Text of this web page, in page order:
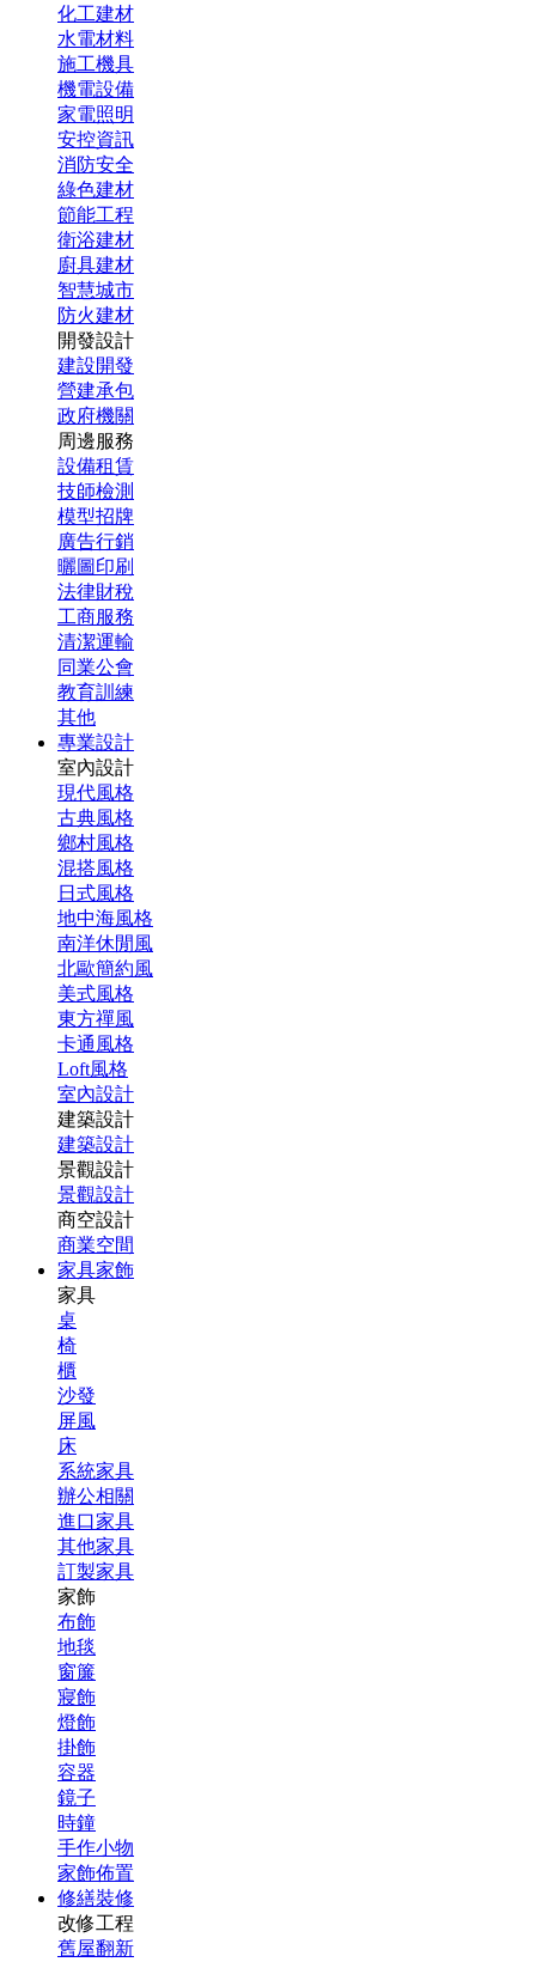
化工建材
水電材料
施工機具
機電設備
家電照明
安控資訊
消防安全
綠色建材
節能工程
衛浴建材
廚具建材
智慧城市
防火建材
開發設計
建設開發
營建承包
政府機關
周邊服務
設備租賃
技師檢測
模型招牌
廣告行銷
曬圖印刷
法律財稅
工商服務
清潔運輸
同業公會
教育訓練
其他
專業設計
室內設計
現代風格
古典風格
鄉村風格
混搭風格
日式風格
地中海風格
南洋休閒風
北歐簡約風
美式風格
東方禪風
卡通風格
Loft風格
室內設計
建築設計
建築設計
景觀設計
景觀設計
商空設計
商業空間
家具家飾
家具
桌
椅
櫃
沙發
屏風
床
系統家具
辦公相關
進口家具
其他家具
訂製家具
家飾
布飾
地毯
窗簾
寢飾
燈飾
掛飾
容器
鏡子
時鐘
手作小物
家飾佈置
修繕裝修
改修工程
舊屋翻新